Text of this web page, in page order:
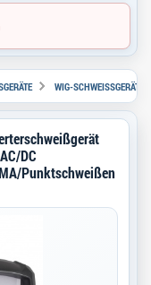
WIG-SCHWEISSGERÄTE
DC
Punktschweißen